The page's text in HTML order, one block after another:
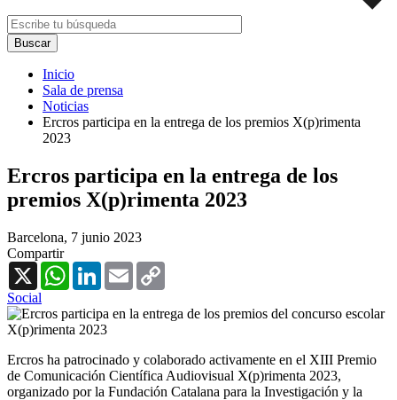
Inicio
Sala de prensa
Noticias
Ercros participa en la entrega de los premios X(p)rimenta
2023
Ercros participa en la entrega de los
premios X(p)rimenta 2023
Barcelona, 7 junio 2023
Compartir
X
WhatsAppLinkedInEmail
Social
Ercros ha patrocinado y colaborado activamente en el XIII Premio
de Comunicación Científica Audiovisual X(p)rimenta 2023,
organizado por la Fundación Catalana para la Investigación y la